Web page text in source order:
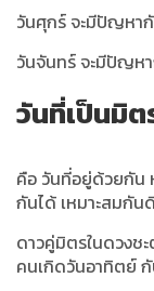
วันศุกร์ จะมีปัญหา
วันจันทร์ จะมีปัญห
วันที่เป็นมิ
คือ วันที่อยู่ด้วยกัน
กันได้ เหมาะสมกัน
ดาวคู่มิตรในดวงช
คนเกิดวันอาทิตย์